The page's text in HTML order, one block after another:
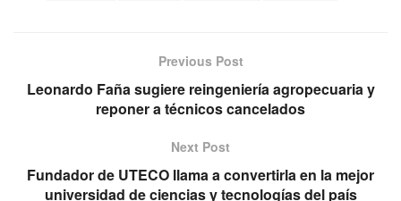
Previous Post
Leonardo Faña sugiere reingeniería agropecuaria y
reponer a técnicos cancelados
Next Post
Fundador de UTECO llama a convertirla en la mejor
universidad de ciencias y tecnologías del país